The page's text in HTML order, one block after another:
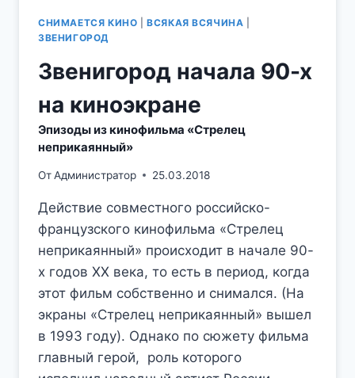
СНИМАЕТСЯ КИНО |ВСЯКАЯ ВСЯЧИНА
ЗВЕНИГОРОД
Звенигород начала 90-х
на киноэкране
Эпизоды из кинофильма «Стрелец
неприкаянный»
ОтАдминистратор 25.03.2018
Действие совместного российско-
французского кинофильма «Стрелец
неприкаянный» происходит в начале 90-
х годов XX века, то есть в период, когда
этот фильм собственно и снимался. (На
экраны «Стрелец неприкаянный» вышел
в 1993 году). Однако по сюжету фильма
главный герой, роль которого